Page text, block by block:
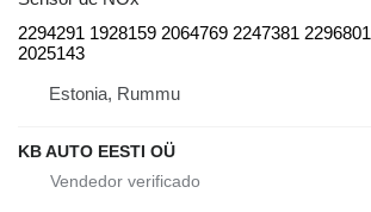
2294291 1928159 2064769 2247381 2296801
2025143
Estonia, Rummu
KB AUTO EESTI OÜ